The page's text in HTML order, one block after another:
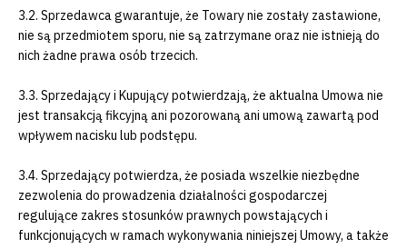
3.2. Sprzedawca gwarantuje, że Towary nie zostały zastawione,
nie są przedmiotem sporu, nie są zatrzymane oraz nie istnieją do
nich żadne prawa osób trzecich.
3.3. Sprzedający i Kupujący potwierdzają, że aktualna Umowa nie
jest transakcją fikcyjną ani pozorowaną ani umową zawartą pod
wpływem nacisku lub podstępu.
3.4. Sprzedający potwierdza, że posiada wszelkie niezbędne
zezwolenia do prowadzenia działalności gospodarczej
regulujące zakres stosunków prawnych powstających i
funkcjonujących w ramach wykonywania niniejszej Umowy, a także